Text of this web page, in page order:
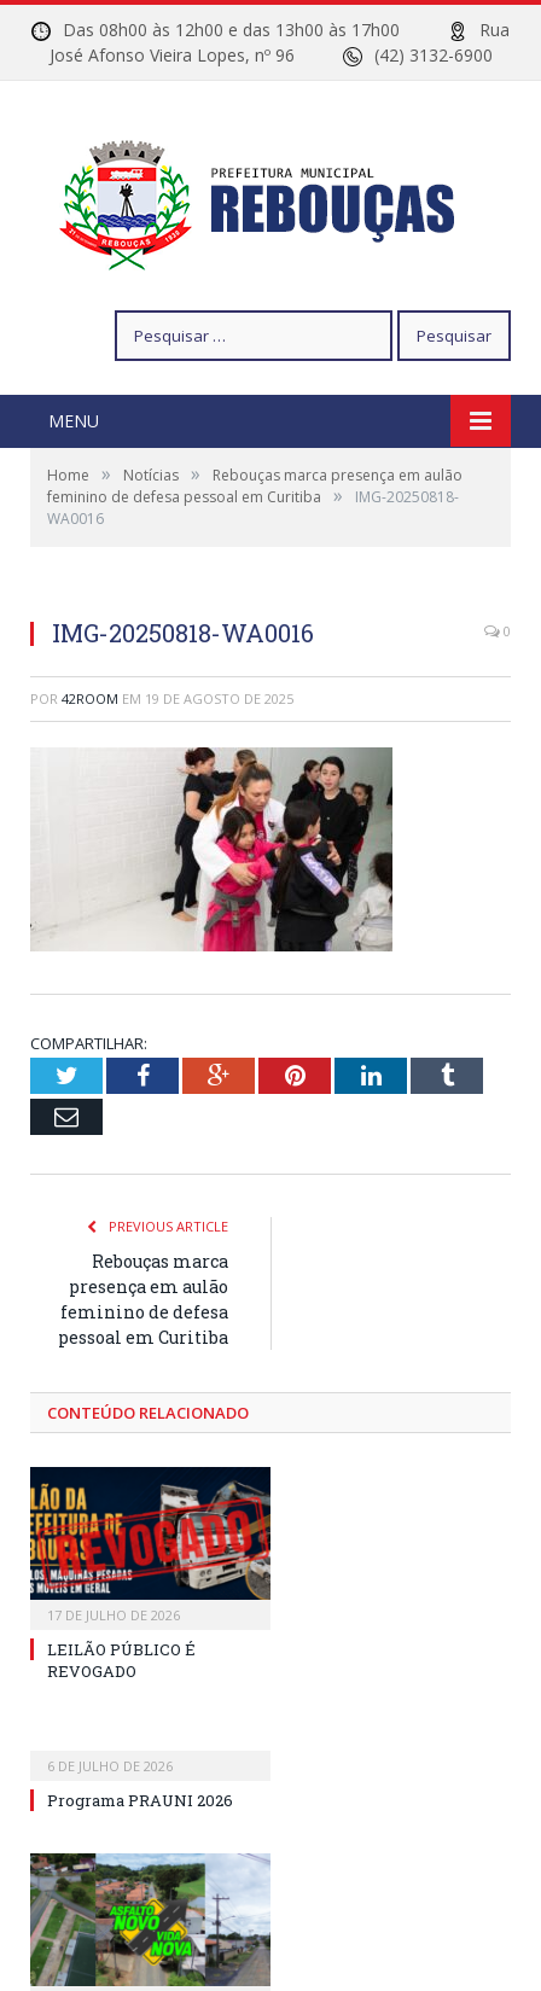
Das 08h00 às 12h00 e das 13h00 às 17h00
Rua
José Afonso Vieira Lopes, nº 96
(42) 3132-6900
por:
MENU
Home » Notícias »
Rebouças marca presença em aulão
feminino de defesa pessoal em Curitiba
»
IMG-20250818-
WA0016
IMG-20250818-WA0016 0
POR 42ROOM EM 19 DE AGOSTO DE 2025
COMPARTILHAR:
TwitterFacebookGoogle+PinterestLinkedInTumblr
Email
PREVIOUS ARTICLE
Rebouças marca
presença em aulão
feminino de defesa
pessoal em Curitiba
CONTEÚDO RELACIONADO
17 DE JULHO DE 2026
LEILÃO PÚBLICO É
REVOGADO
6 DE JULHO DE 2026
Programa PRAUNI 2026